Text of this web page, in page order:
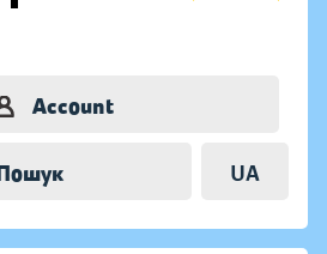
Account
UA